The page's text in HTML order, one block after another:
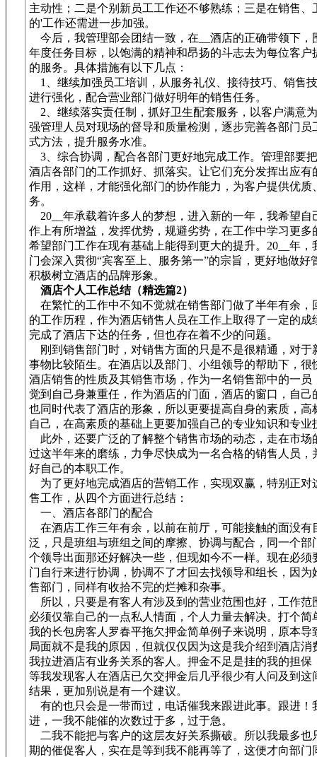
主动性；二是个别新员工工作还不够熟练；三是在销售、
的'工作还需进一步加强。
今后，我管理部会团结一致，在__酒店的正确带领下，
年度任务目标，以饱满的精神和昂扬的斗志去为每位客户
的服务。具体措施有以下几点：
1、继续加强员工培训，从服务礼仪、接待技巧、销售
进行强化，配合营业部门做好明年的销售任务。
2、继续落实责任制，抓好卫生配套服务，以客户满意
强管理人员对现场的督导和质量检测，逐步完善各部门员
式方法，提升服务水准。
3、综合协调，配合各部门更好地完成工作。管理部要
酒店各部门的工作抓好、抓落实。让它们充分发挥出应有
作用，这样，才能强化部门的协作能力，为客户提供优质
务。
20__年承载着许多人的梦想，进入新的一年，我希望自
作上有所增益，发挥优势，规避劣势，在工作中学习更多
希望部门工作在现有基础上能得到更大的提升。20__年，
门会深入贯彻“宾客至上、服务第一”的宗旨，更好地做好
积极树立酒店的品牌形象。
酒店个人工作总结（精选篇2）
在繁忙的工作中不知不觉就在销售部门做了半年有余，
的工作历程，作为酒店销售人员在工作上取得了一定的成
完成了酒店下达的任务，但也存在着不少的问题。
刚到销售部门时，对销售方面的只是不是很精通，对于
事物比较陌生。在酒店以及部门、小组领导的帮助下，很
酒店销售的性质及其销售市场，作为一名销售部中的一员
觉到自己身兼重任，作为酒店的门面，酒店的窗口，自己
也同时代表了酒店的形象，所以更要提高自身的素质，高
自己，在高素质的基础上更要加强自己的专业知识和专业
此外，还要广泛的了解整个销售市场的动态，走在市场
过这半年来的磨练，力争尽快成为一名合格的销售人员，
好自己的本职工作。
为了更好地完成酒店的营销工作，实现双赢，特别正对
售工作，从四个方面进行总结：
一、酒店各部门的配合
在酒店工作三年有余，以前在前厅，可能接触的面没有
泛，只是班组与班组之间的摩擦、协调与配合，同一个部
个领导出面那还好解决一些，但现如今不一样。现在必须
门自行来进行协调，协调不了才回去找领导和组长，因为
售部门，同样有收拾不完的烂摊和杂事。
所以，只要是有客人有涉及到的营业范围也好，工作范
必须仅靠自己的一点私人情面，个人力量去解决。打个简
我的长包房客人罗春平拖欠押金简单例子来说明，原本导
局面就不是我的原因，但就仅仅因为这是我介绍到酒店消
我拉进酒店有业务关系的客人。押金不足是挂的我的担保
等我发现客人在酒店已欠交押金后几乎很少有人问及到这
结果，更加别说是有一个建议。
有的也只会是一带而过，电话催我来跟进此事。跟进！
进，一我不能催的次数过于多，过于急。
二我不能把与客户的这层友好关系撕破。所以我最多也
期的催促客人，实在是等到我不能再等了，这便才向部门